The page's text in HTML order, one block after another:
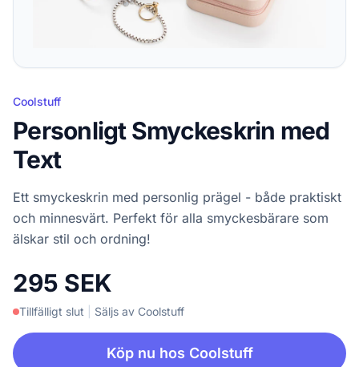
Coolstuff
Personligt Smyckeskrin med
Text
Ett smyckeskrin med personlig prägel - både praktiskt
och minnesvärt. Perfekt för alla smyckesbärare som
älskar stil och ordning!
295 SEK
Tillfälligt slut Säljs av Coolstuff
Köp nu hos Coolstuff